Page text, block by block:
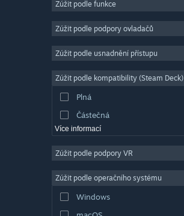
Simulátory
Tvorba videí
Úprava fotografií
Zúžit podle funkce
Zúžit podle podpory ovladačů
Zúžit podle usnadnění přístupu
Zúžit podle kompatibility (Steam Deck)
Plná
Částečná
Více informací
Zúžit podle podpory VR
Zúžit podle operačního systému
Windows